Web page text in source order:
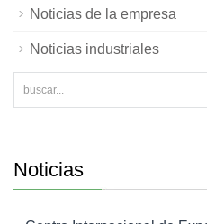
Noticias de la empresa
Noticias industriales
Noticias